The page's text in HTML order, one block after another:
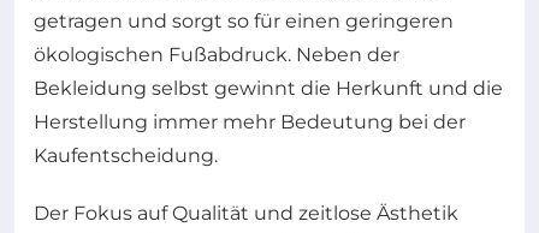
getragen und sorgt so für einen geringeren
ökologischen Fußabdruck. Neben der
Bekleidung selbst gewinnt die Herkunft und die
Herstellung immer mehr Bedeutung bei der
Kaufentscheidung.
Der Fokus auf Qualität und zeitlose Ästhetik